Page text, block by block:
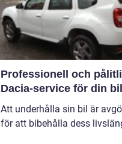
Professionell och
Dacia-service för din bil
Att underhålla sin bil är
för att bibehålla dess